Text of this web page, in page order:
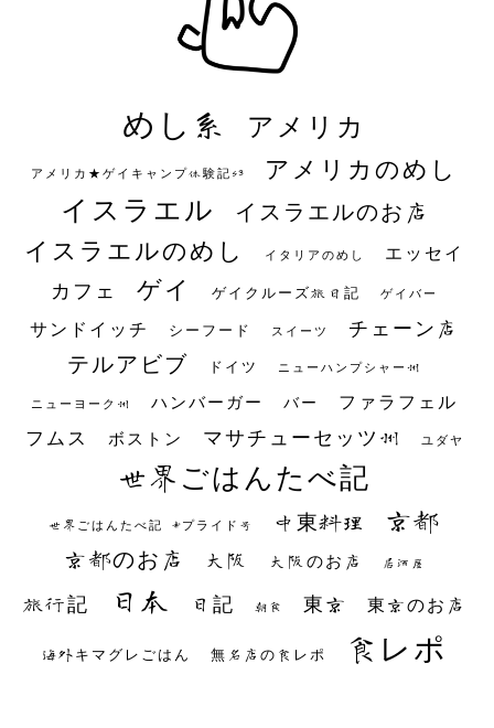
めし系 アメリカ
アメリカ★ゲイキャンプ体験記S3 アメリカのめし
イスラエル イスラエルのお店
イスラエルのめし イタリアのめし エッセイ
カフェ ゲイ ゲイクルーズ旅日記 ゲイバー
サンドイッチ シーフード スイーツ チェーン店
テルアビブ ドイツ ニューハンプシャー州
ニューヨーク州 ハンバーガー バー ファラフェル
フムス ボストン マサチューセッツ州 ユダヤ
世界ごはんたべ記
世界ごはんたべ記 #プライド号 中東料理 京都
京都のお店 大阪 大阪のお店 居酒屋
旅行記 日本 日記 朝食 東京 東京のお店
海外キマグレごはん 無名店の食レポ 食レポ